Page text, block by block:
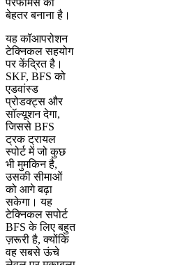
बेहतर बनाना है।
यह कॉआपरोशन
टेक्निकल सहयोग
पर केंद्रित है।
SKF, BFS को
एडवांस्ड
प्रोडक्ट्स और
सॉल्यूशन देगा,
जिससे BFS
ट्रक ट्रायल
स्पोर्ट में जो कुछ
भी मुमकिन है,
उसकी सीमाओं
को आगे बढ़ा
सकेगा। यह
टेक्निकल सपोर्ट
BFS के लिए बहुत
ज़रूरी है, क्योंकि
वह सबसे ऊंचे